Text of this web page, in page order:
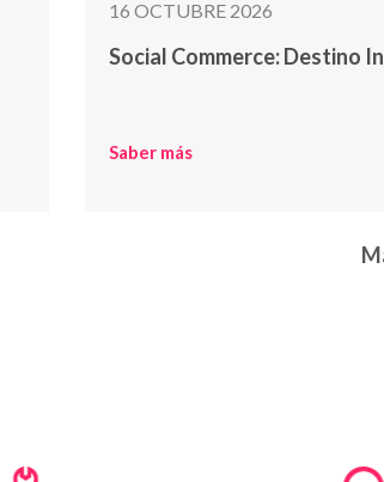
16 OCTUBRE 2026
Social Commerce: Destino
Saber más